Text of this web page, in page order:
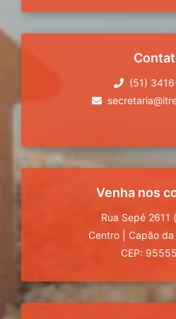
(51)
Venha nos
Rua Sepé 2611
Centro
Capão da
CEP: